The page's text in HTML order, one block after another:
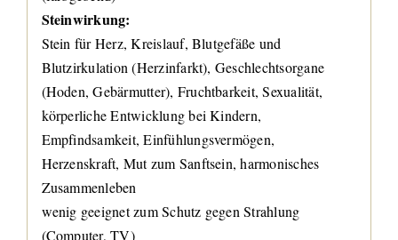
Steinwirkung:
Stein für Herz, Kreislauf, Blutgefäße und
Blutzirkulation (Herzinfarkt), Geschlechtsorgane
(Hoden, Gebärmutter), Fruchtbarkeit, Sexualität,
körperliche Entwicklung bei Kindern,
Empfindsamkeit, Einfühlungsvermögen,
Herzenskraft, Mut zum Sanftsein, harmonisches
Zusammenleben
wenig geeignet zum Schutz gegen Strahlung
(Computer, TV)